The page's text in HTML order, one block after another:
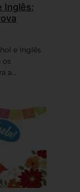
Inglês:
e Inglês
os
a...